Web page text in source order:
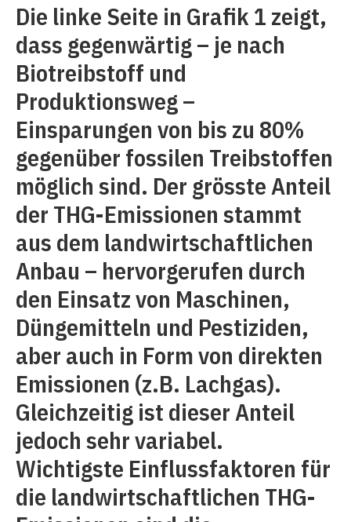
Die linke Seite in Grafik 1 zeigt,
dass gegenwärtig – je nach
Biotreibstoff und
Produktionsweg –
Einsparungen von bis zu 80%
gegenüber fossilen Treibstoffen
möglich sind. Der grösste Anteil
der THG-Emissionen stammt
aus dem landwirtschaftlichen
Anbau – hervorgerufen durch
den Einsatz von Maschinen,
Düngemitteln und Pestiziden,
aber auch in Form von direkten
Emissionen (z.B. Lachgas).
Gleichzeitig ist dieser Anteil
jedoch sehr variabel.
Wichtigste Einflussfaktoren für
die landwirtschaftlichen THG-